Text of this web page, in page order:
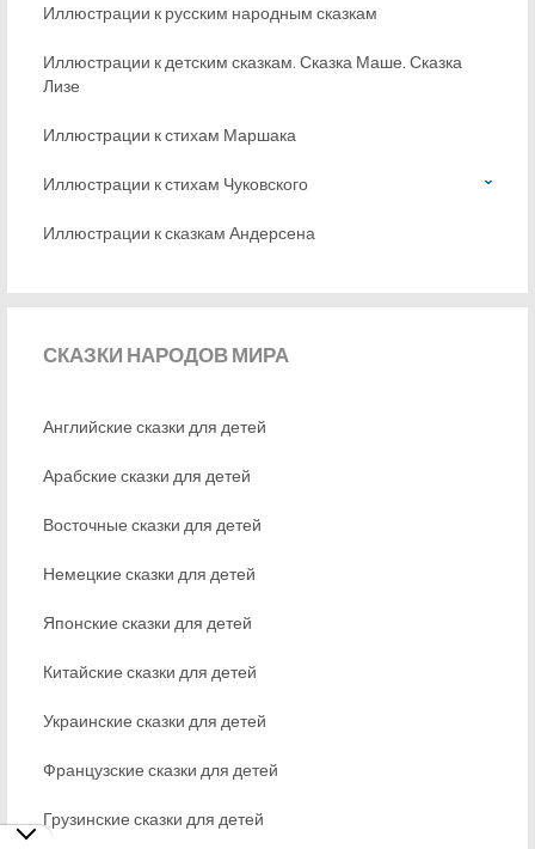
Иллюстрации к русским народным сказкам
Иллюстрации к детским сказкам. Сказка Маше. Сказка
Лизе
Иллюстрации к стихам Маршака
Иллюстрации к стихам Чуковского
Иллюстрации к сказкам Андерсена
СКАЗКИ НАРОДОВ МИРА
Английские сказки для детей
Арабские сказки для детей
Восточные сказки для детей
Немецкие сказки для детей
Японские сказки для детей
Китайские сказки для детей
Украинские сказки для детей
Французские сказки для детей
Грузинские сказки для детей